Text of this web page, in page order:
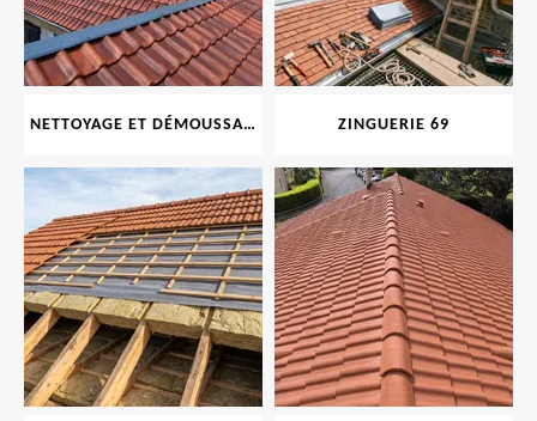
NETTOYAGE ET DÉMOUSSAGE DE TOITURE ET FAÇADE 69 ZINGUERIE 69